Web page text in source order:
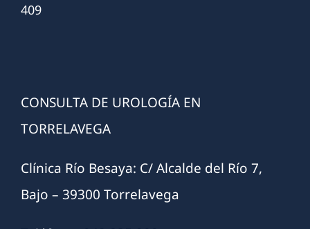
409
CONSULTA DE UROLOGÍA EN
TORRELAVEGA
Clínica Río Besaya: C/ Alcalde del Río 7,
Bajo – 39300 Torrelavega